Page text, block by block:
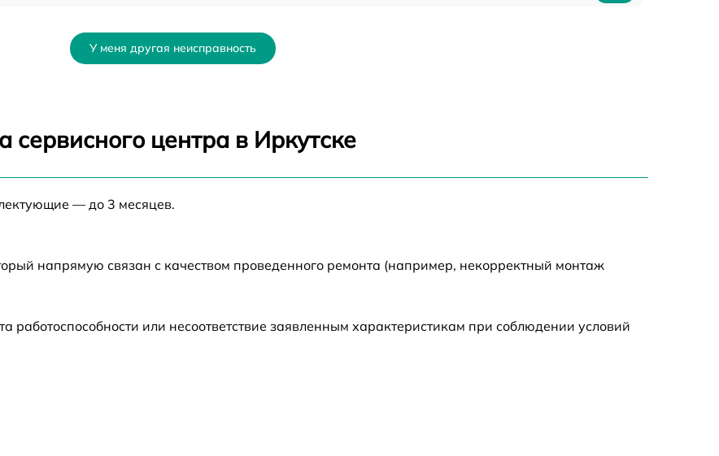
от 60 мин
от 60 мин 1550 р
от 60 мин 650 р
У меня другая неисправность
сервисного центра в Иркутске
— до 3 месяцев.
напрямую связан с качеством проведенного ремонта (например, некорректный монтаж
или несоответствие заявленным характеристикам при соблюдении условий